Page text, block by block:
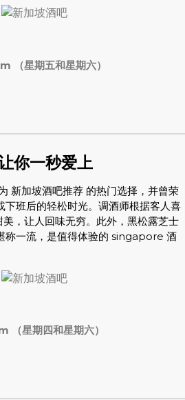
星期五和星期六）
你一秒爱上
新加坡酒吧推荐 的热门选择，并曾荣
班后的轻松时光。调酒师根据客人喜
，让人回味无穷。此外，黑松露芝士
称一流，是值得体验的 singapore 酒
星期四和星期六）